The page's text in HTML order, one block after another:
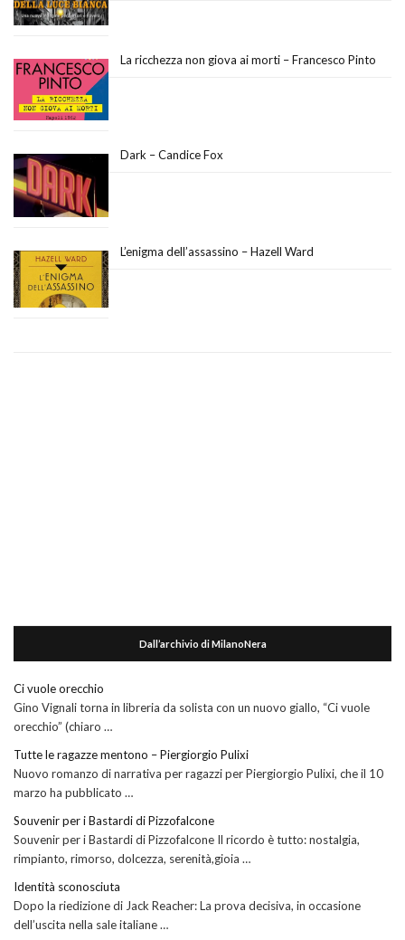
La ricchezza non giova ai morti – Francesco Pinto
Dark – Candice Fox
L’enigma dell’assassino – Hazell Ward
Dall’archivio di MilanoNera
Ci vuole orecchio
Gino Vignali torna in libreria da solista con un nuovo giallo, “Ci vuole
orecchio” (chiaro …
Tutte le ragazze mentono – Piergiorgio Pulixi
Nuovo romanzo di narrativa per ragazzi per Piergiorgio Pulixi, che il 10
marzo ha pubblicato …
Souvenir per i Bastardi di Pizzofalcone
Souvenir per i Bastardi di Pizzofalcone Il ricordo è tutto: nostalgia,
rimpianto, rimorso, dolcezza, serenità,gioia …
Identità sconosciuta
Dopo la riedizione di Jack Reacher: La prova decisiva, in occasione
dell’uscita nella sale italiane …